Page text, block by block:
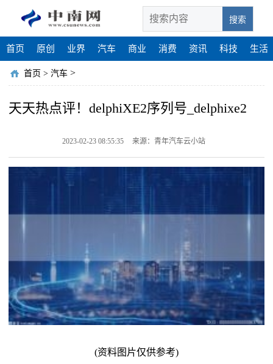
搜索
首页 原创 业界 汽车 商业 消费 资讯 科技 生活
首页 > 汽车 >
天天热点评！delphiXE2序列号_delphixe2
2023-02-23 08:55:35 来源：青年汽车云小站
(资料图片仅供参考)